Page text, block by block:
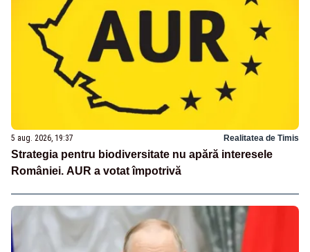
5 aug. 2026, 19:37 Realitatea de Timis
Strategia pentru biodiversitate nu apără interesele
României. AUR a votat împotrivă